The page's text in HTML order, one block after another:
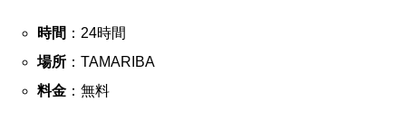
時間 ：24時間
場所：TAMARIBA
料金：無料